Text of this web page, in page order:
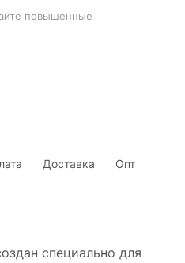
повышенные
Доставка Опт
специально для